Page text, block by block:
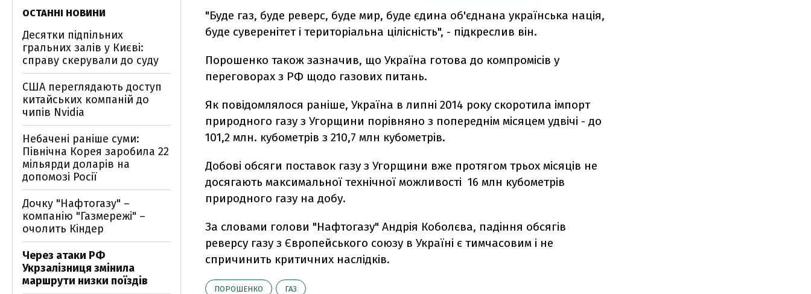
"Буде газ, буде реверс, буде мир, буде єдина об'єднана українська нація,
буде суверенітет і територіальна цілісність", - підкреслив він.
Порошенко також зазначив, що Україна готова до компромісів у
переговорах з РФ щодо газових питань.
Як повідомлялося раніше, Україна в липні 2014 року скоротила імпорт
природного газу з Угорщини порівняно з попереднім місяцем удвічі - до
101,2 млн. кубометрів з 210,7 млн кубометрів.
Добові обсяги поставок газу з Угорщини вже протягом трьох місяців не
досягають максимальної технічної можливості 16 млн кубометрів
природного газу на добу.
За словами голови "Нафтогазу" Андрія Коболєва, падіння обсягів
реверсу газу з Європейського союзу в Україні є тимчасовим і не
спричинить критичних наслідків.
ПОРОШЕНКО ГАЗ
ОСТАННІ НОВИНИ
Десятки підпільних
гральних залів у Києві:
справу скерували до суду
США переглядають доступ
китайських компаній до
чипів Nvidia
Небачені раніше суми:
Північна Корея заробила 22
мільярди доларів на
допомозі Росії
Дочку "Нафтогазу" –
компанію "Газмережі" –
очолить Кіндер
Через атаки РФ
Укрзалізниця змінила
маршрути низки поїздів